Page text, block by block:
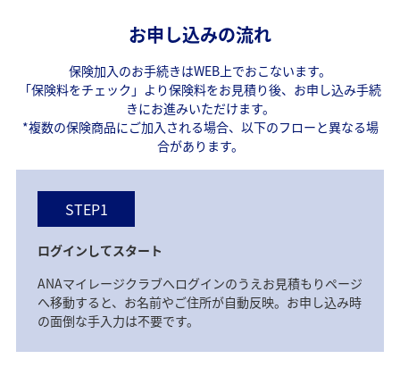
お申し込みの流れ
保険加入のお手続きはWEB上でおこないます。
「保険料をチェック」より保険料をお見積り後、お申し込み手続
きにお進みいただけます。
*複数の保険商品にご加入される場合、以下のフローと異なる場
合があります。
STEP1
ログインしてスタート
ANAマイレージクラブへログインのうえお見積もりページ
へ移動すると、お名前やご住所が自動反映。お申し込み時
の面倒な手入力は不要です。